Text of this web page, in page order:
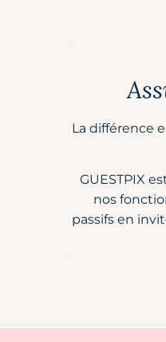
La différence
GUESTPIX
nos
passifs en